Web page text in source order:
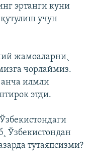
эртанги куни
қутулиш учун
жамоаларни¸
чорлаймиз.
илмли
этди.
Ўзбекистондан
тутаяпсизми?